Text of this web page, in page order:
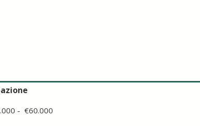
- €60.000